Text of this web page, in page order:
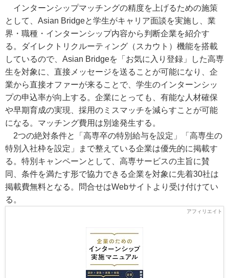
インターンシップマッチングの精度を上げるための施策
として、Asian Bridgeと学生がキャリア面談を実施し、業
界・職種・インターンシップ内容から判断企業を紹介す
る。ダイレクトリクルーティング（スカウト）機能を搭載
しているので、Asian Bridgeを「お気に入り登録」した高専
生を対象に、直接メッセージを送ることが可能になり、企
業から直接オファーが来ることで、学生のインターンシッ
プの申込率が向上する。企業にとっても、有能な人材確保
や早期育成の実現、採用のミスマッチを減らすことが可能
になる。マッチング費用は別途発生する。
2つの絶対条件と「高専卒の特別給与を設定」「高専生の
特別入社枠を設定」まで整えている企業は優先的に掲載す
る。特別キャンペーンとして、高専サービスの主旨に賛
同、条件を満たす形で協力できる企業を対象に先着30社は
掲載費無料となる。問合せはWebサイトより受け付けてい
る。